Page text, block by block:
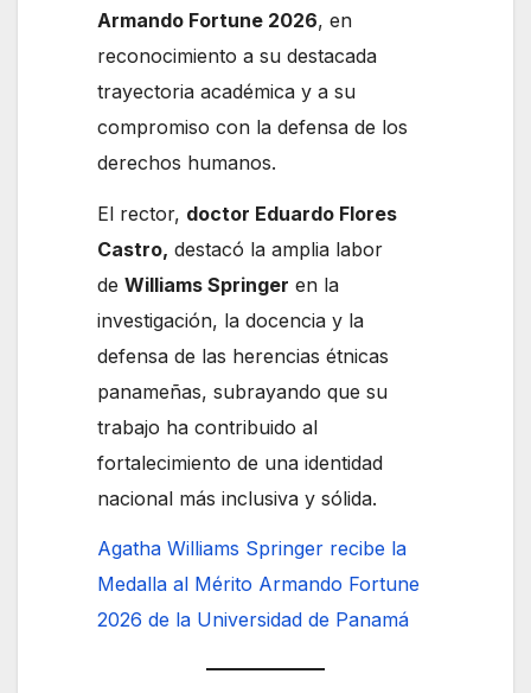
Armando Fortune 2026, en
reconocimiento a su destacada
trayectoria académica y a su
compromiso con la defensa de los
derechos humanos.
El rector, doctor Eduardo Flores
Castro, destacó la amplia labor
deWilliams Springer en la
investigación, la docencia y la
defensa de las herencias étnicas
panameñas, subrayando que su
trabajo ha contribuido al
fortalecimiento de una identidad
nacional más inclusiva y sólida.
Agatha Williams Springer recibe la
Medalla al Mérito Armando Fortune
2026 de la Universidad de Panamá